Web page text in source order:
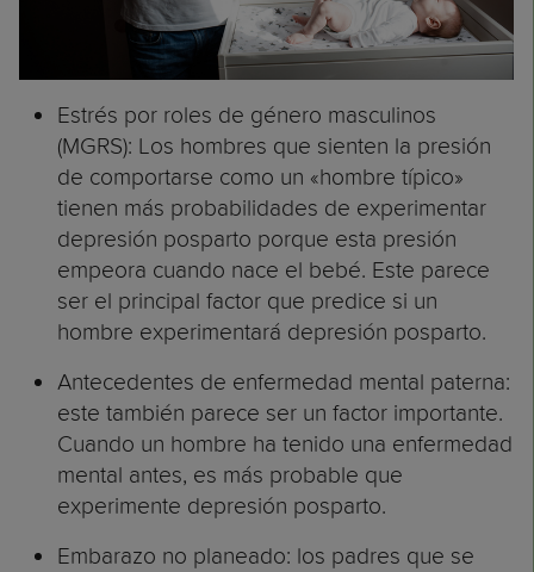
Estrés por roles de género masculinos
(MGRS): Los hombres que sienten la presión
de comportarse como un «hombre típico»
tienen más probabilidades de experimentar
depresión posparto porque esta presión
empeora cuando nace el bebé. Este parece
ser el principal factor que predice si un
hombre experimentará depresión posparto.
Antecedentes de enfermedad mental paterna:
este también parece ser un factor importante.
Cuando un hombre ha tenido una enfermedad
mental antes, es más probable que
experimente depresión posparto.
Embarazo no planeado: los padres que se